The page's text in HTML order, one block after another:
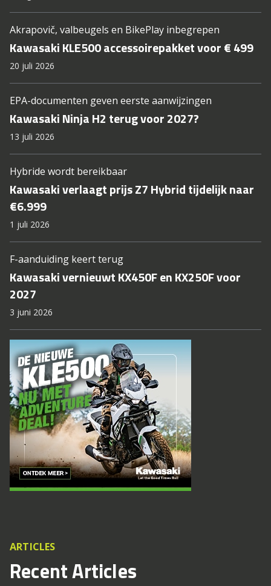
Akrapovič, valbeugels en BikePlay inbegrepen
Kawasaki KLE500 accessoirepakket voor € 499
20 juli 2026
EPA-documenten geven eerste aanwijzingen
Kawasaki Ninja H2 terug voor 2027?
13 juli 2026
Hybride wordt bereikbaar
Kawasaki verlaagt prijs Z7 Hybrid tijdelijk naar
€6.999
1 juli 2026
F-aanduiding keert terug
Kawasaki vernieuwt KX450F en KX250F voor
2027
3 juni 2026
ARTICLES
Recent Articles